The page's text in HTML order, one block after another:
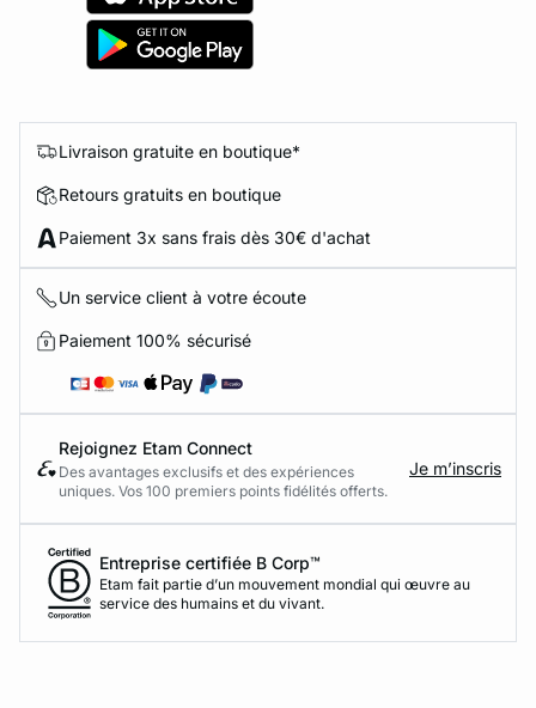
Livraison gratuite en boutique*
Retours gratuits en boutique
Paiement 3x sans frais dès 30€ d'achat
Un service client à votre écoute
Paiement 100% sécurisé
Rejoignez Etam Connect
Des avantages exclusifs et des expériences
uniques. Vos 100 premiers points fidélités offerts.
Je m’inscris
Entreprise certifiée B Corp™
Etam fait partie d’un mouvement mondial qui œuvre au
service des humains et du vivant.